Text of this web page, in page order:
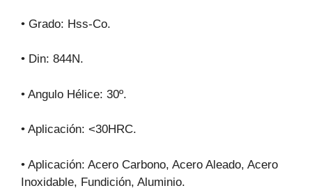
• Grado: Hss-Co.
• Din: 844N.
• Angulo Hélice: 30º.
• Aplicación: <30HRC.
• Aplicación: Acero Carbono, Acero Aleado, Acero
Inoxidable, Fundición, Aluminio.